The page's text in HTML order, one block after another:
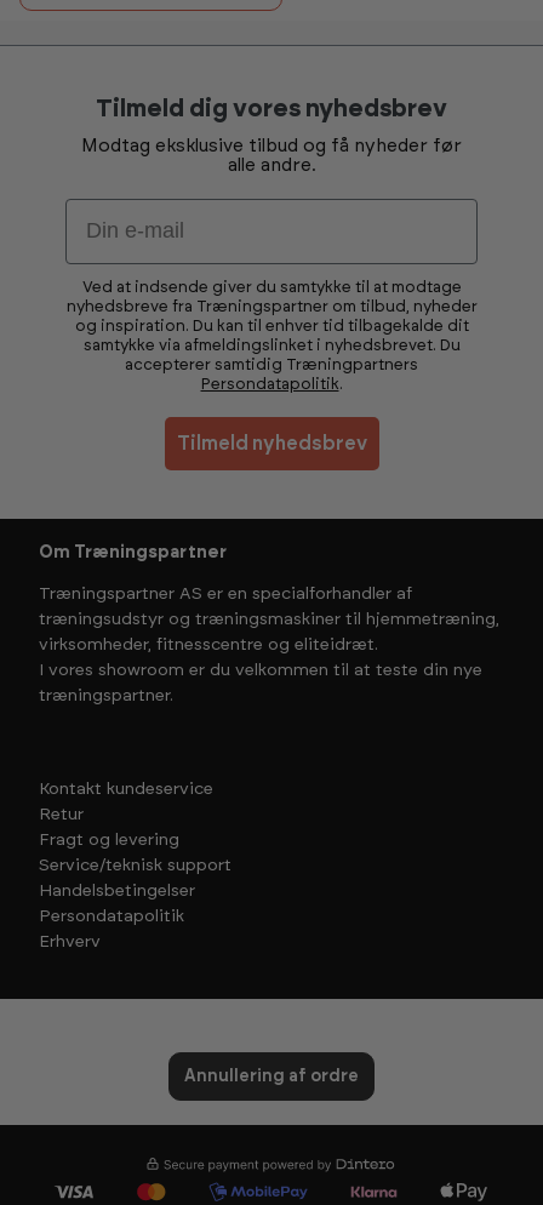
Tilmeld dig vores nyhedsbrev
Modtag eksklusive tilbud og få nyheder før
alle andre.
Email
Ved at indsende giver du samtykke til at modtage
nyhedsbreve fra Træningspartner om tilbud, nyheder
og inspiration. Du kan til enhver tid tilbagekalde dit
samtykke via afmeldingslinket i nyhedsbrevet. Du
accepterer samtidig Træningpartners
Persondatapolitik.
Tilmeld nyhedsbrev
Om Træningspartner
Træningspartner AS er en specialforhandler af
træningsudstyr og træningsmaskiner til hjemmetræning,
virksomheder, fitnesscentre og eliteidræt.
I vores showroom er du velkommen til at teste din nye
træningspartner.
Kontakt kundeservice
Retur
Fragt og levering
Service/teknisk support
Handelsbetingelser
Persondatapolitik
Erhverv
Annullering af ordre